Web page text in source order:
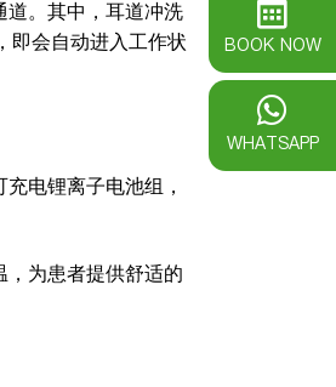
道。其中，耳道冲洗
即会自动进入工作状
电锂离子电池组，
，为患者提供舒适的
BOOK NOW
WHATSAPP